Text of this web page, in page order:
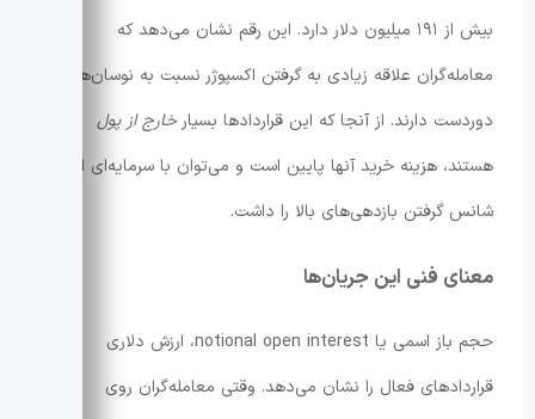
بیش از ۱۹۱ میلیون دلار دارد. این رقم نشان می‌دهد که
معامله‌گران علاقه زیادی به گرفتن اکسپوژر نسبت به نوسان‌های
دوردست دارند. از آنجا که این قراردادها بسیارخارج از پول
هستند، هزینه خرید آنها پایین است و می‌توان با سرمایه‌ای اندک
شانس گرفتن بازدهی‌های بالا را داشت.
معنای فنی این جریان‌ها
حجم باز اسمی یا notional open interest، ارزش دلاری
قراردادهای فعال را نشان می‌دهد. وقتی معامله‌گران روی